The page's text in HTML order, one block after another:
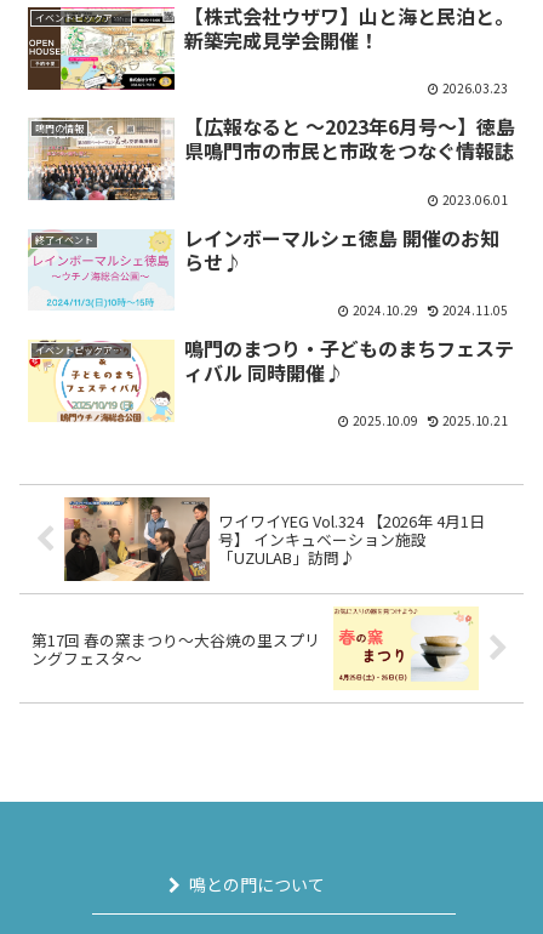
イベントピックアップ
【株式会社ウザワ】山と海と民泊と。
新築完成見学会開催！
2026.03.23
鳴門の情報
【広報なると ～2023年6月号～】徳島
県鳴門市の市民と市政をつなぐ情報誌
2023.06.01
終了イベント
レインボーマルシェ徳島 開催のお知
らせ♪
2024.10.29 2024.11.05
イベントピックアップ
鳴門のまつり・子どものまちフェステ
ィバル 同時開催♪
2025.10.09 2025.10.21
ワイワイYEG Vol.324 【2026年 4月1日
号】 インキュベーション施設
「UZULAB」訪問♪
第17回 春の窯まつり～大谷焼の里スプリ
ングフェスタ～
鳴との門について